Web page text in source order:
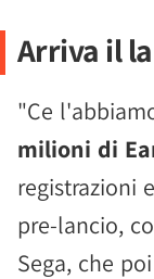
Arriva il
"Ce
milioni di
registrazioni
pre-lancio,
Sega, che